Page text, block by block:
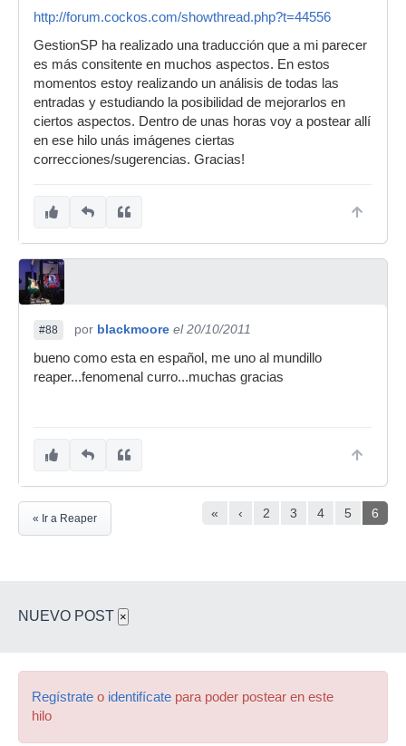
http://forum.cockos.com/showthread.php?t=44556
GestionSP ha realizado una traducción que a mi parecer
es más consitente en muchos aspectos. En estos
momentos estoy realizando un análisis de todas las
entradas y estudiando la posibilidad de mejorarlos en
ciertos aspectos. Dentro de unas horas voy a postear allí
en ese hilo unás imágenes ciertas
correcciones/sugerencias. Gracias!
#88 por blackmoore el 20/10/2011
bueno como esta en español, me uno al mundillo
reaper...fenomenal curro...muchas gracias
« ‹ 2 3 4 5 6
« Ir a Reaper
NUEVO POST ×
Regístrate o identifícate para poder postear en este
hilo